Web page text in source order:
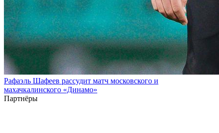
Рафаэль Шафеев рассудит матч московского и
махачкалинского «Динамо»
Партнёры